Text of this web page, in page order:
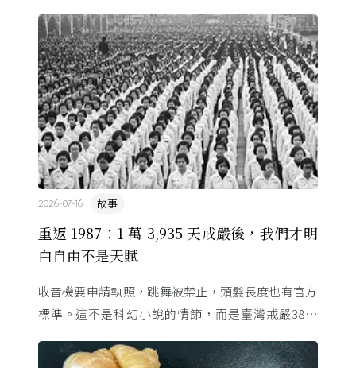
重返 1987：1 萬 3,935 天戒嚴後，我們才明
白自由不是天賦
故事
2026-07-16
收音機要申請執照，跳舞被禁止，頭髮長度也有官方
標準。這不是科幻小說的情節，而是臺灣戒嚴38年
嚴令，這段歷 ...